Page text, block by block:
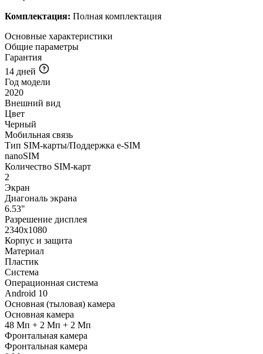
Комплектация: Полная комплектация
Основные характеристики
Общие параметры
Гарантия
14 дней
Год модели
2020
Внешний вид
Цвет
Черный
Мобильная связь
Тип SIM-карты/Поддержка e-SIM
nanoSIM
Количество SIM-карт
2
Экран
Диагональ экрана
6.53"
Разрешение дисплея
2340x1080
Корпус и защита
Материал
Пластик
Система
Операционная система
Android 10
Основная (тыловая) камера
Основная камера
48 Мп + 2 Мп + 2 Мп
Фронтальная камера
Фронтальная камера